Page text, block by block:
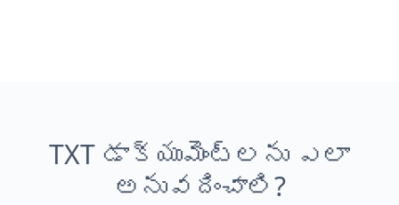
TXT డాక్యుమెంట్లను ఎలా
అనువదించాలి?